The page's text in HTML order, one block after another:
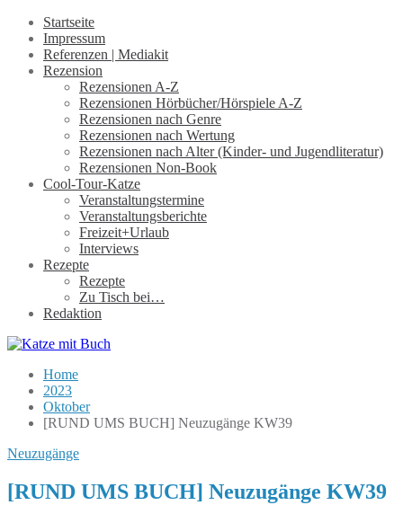
Startseite
Impressum
Referenzen | Mediakit
Rezension
Rezensionen A-Z
Rezensionen Hörbücher/Hörspiele A-Z
Rezensionen nach Genre
Rezensionen nach Wertung
Rezensionen nach Alter (Kinder- und Jugendliteratur)
Rezensionen Non-Book
Cool-Tour-Katze
Veranstaltungstermine
Veranstaltungsberichte
Freizeit+Urlaub
Interviews
Rezepte
Rezepte
Zu Tisch bei…
Redaktion
Home
2023
Oktober
[RUND UMS BUCH] Neuzugänge KW39
Neuzugänge
[RUND UMS BUCH] Neuzugänge KW39